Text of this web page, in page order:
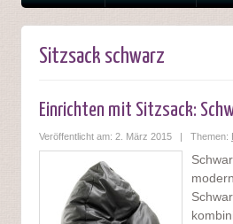
Sitzsack schwarz
Einrichten mit Sitzsack:
Veröffentlicht am: 2. März 2015 | Themen: